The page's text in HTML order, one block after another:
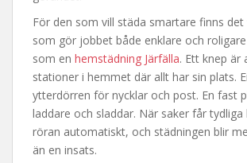
För den som vill städa smartare finns
som gör jobbet både enklare och
som en hemstädning Järfälla. Ett knep är
stationer i hemmet där allt har sin plats.
ytterdörren för nycklar och post. En fast
laddare och sladdar. När saker får
röran automatiskt, och städningen blir
än en insats.